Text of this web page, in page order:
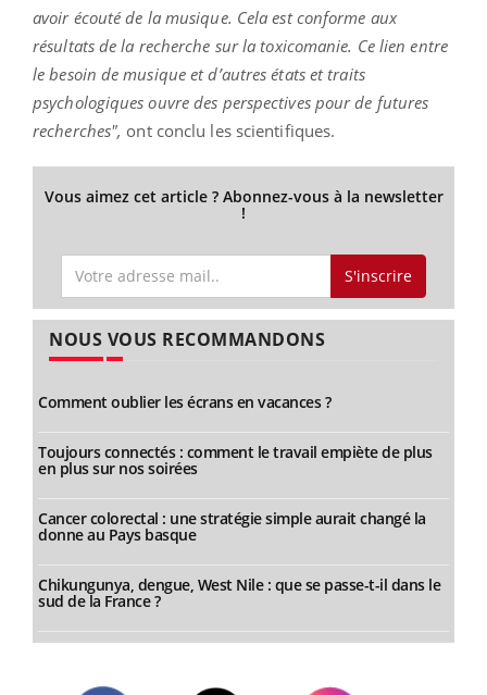
avoir écouté de la musique. Cela est conforme aux
résultats de la recherche sur la toxicomanie. Ce lien entre
le besoin de musique et d’autres états et traits
psychologiques ouvre des perspectives pour de futures
recherches", ont conclu les scientifiques.
Vous aimez cet article ? Abonnez-vous à la newsletter
!
S'inscrire
NOUS VOUS RECOMMANDONS
Comment oublier les écrans en vacances ?
Toujours connectés : comment le travail empiète de plus
en plus sur nos soirées
Cancer colorectal : une stratégie simple aurait changé la
donne au Pays basque
Chikungunya, dengue, West Nile : que se passe-t-il dans le
sud de la France ?